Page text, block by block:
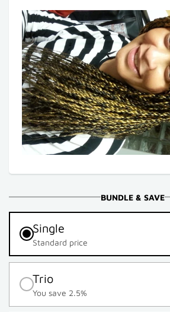
BUNDLE & SAVE
Single
Standard price
Trio
You save 2.5%